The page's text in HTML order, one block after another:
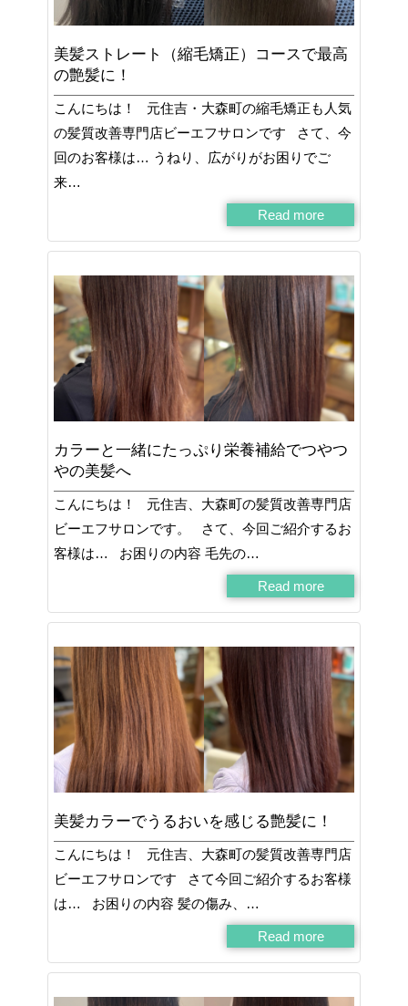
美髪ストレート（縮毛矯正）コースで最高
の艶髪に！
こんにちは！ 元住吉・大森町の縮毛矯正も人気
の髪質改善専門店ビーエフサロンです さて、今
回のお客様は… うねり、広がりがお困りでご
来…
Read more
カラーと一緒にたっぷり栄養補給でつやつ
やの美髪へ
こんにちは！ 元住吉、大森町の髪質改善専門店
ビーエフサロンです。 さて、今回ご紹介するお
客様は… お困りの内容 毛先の…
Read more
美髪カラーでうるおいを感じる艶髪に！
こんにちは！ 元住吉、大森町の髪質改善専門店
ビーエフサロンです さて今回ご紹介するお客様
は… お困りの内容 髪の傷み、…
Read more